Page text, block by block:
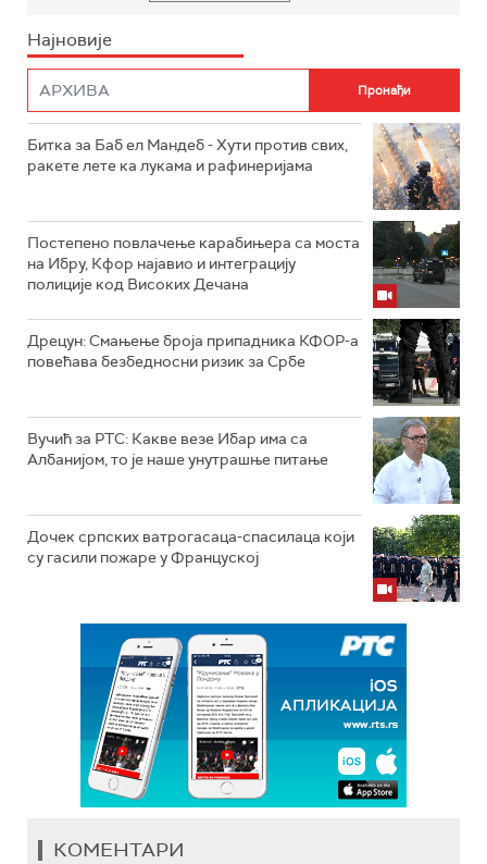
Најновије
Битка за Баб ел Мандеб - Хути против свих,
ракете лете ка лукама и рафинеријама
Постепено повлачење карабињера са моста
на Ибру, Кфор најавио и интеграцију
полиције код Високих Дечана
Дрецун: Смањење броја припадника КФОР-а
повећава безбедносни ризик за Србе
Вучић за РТС: Какве везе Ибар има са
Албанијом, то је наше унутрашње питање
Дочек српских ватрогасаца-спасилаца који
су гасили пожаре у Француској
КОМЕНТАРИ